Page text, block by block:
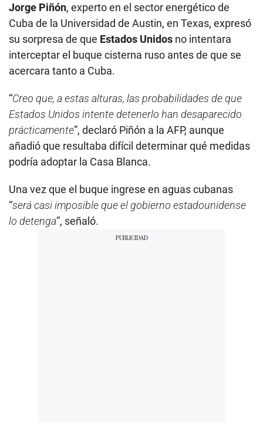
Jorge Piñón, experto en el sector energético de
Cuba de la Universidad de Austin, en Texas, expresó
su sorpresa de que Estados Unidos no intentara
interceptar el buque cisterna ruso antes de que se
acercara tanto a Cuba.
“Creo que, a estas alturas, las probabilidades de que
Estados Unidos intente detenerlo han desaparecido
prácticamente”, declaró Piñón a la AFP, aunque
añadió que resultaba difícil determinar qué medidas
podría adoptar la Casa Blanca.
Una vez que el buque ingrese en aguas cubanas
“será casi imposible que el gobierno estadounidense
lo detenga”, señaló.